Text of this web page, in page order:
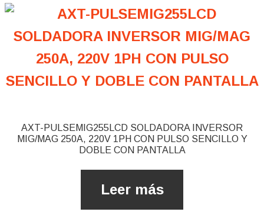
AXT-PULSEMIG255LCD SOLDADORA INVERSOR
MIG/MAG 250A, 220V 1PH CON PULSO SENCILLO Y
DOBLE CON PANTALLA
Leer más